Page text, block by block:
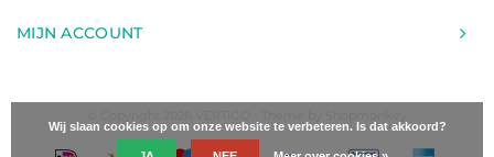
MIJN ACCOUNT
Wij slaan cookies op om onze website te verbeteren. Is dat akkoord?